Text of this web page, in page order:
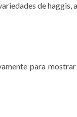
de haggis,
para